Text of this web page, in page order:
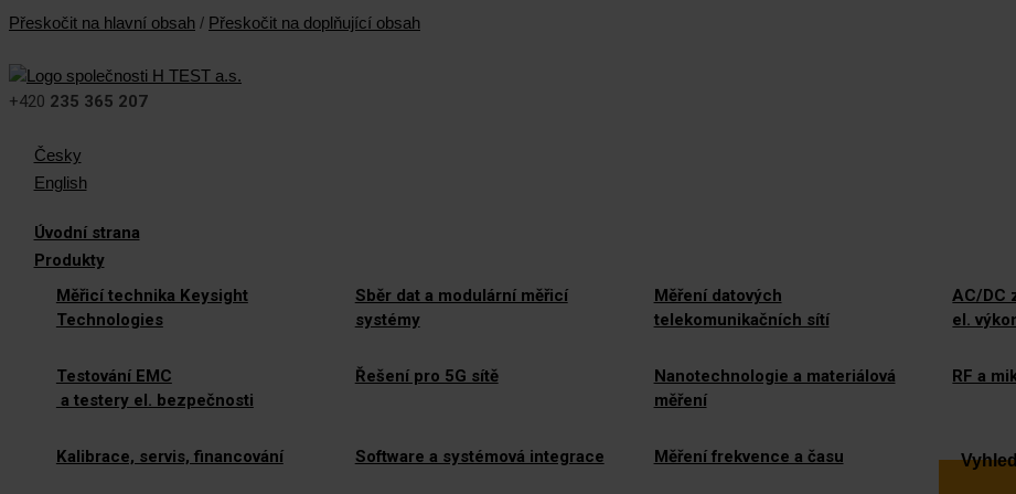
Přeskočit na hlavní obsah / Přeskočit na doplňující obsah
+420 235 365 207
Česky
English
Úvodní strana
Produkty
Měřicí technika Keysight
Technologies
Sběr dat a modulární měřicí
systémy
Měření datových
telekomunikačních sítí
AC/DC
el.
Testování EMC
a testery el. bezpečnosti
Řešení pro 5G sítě
Nanotechnologie a materiálová
měření
RF a
Kalibrace, servis, financování Software a systémová integrace Měření frekvence a času